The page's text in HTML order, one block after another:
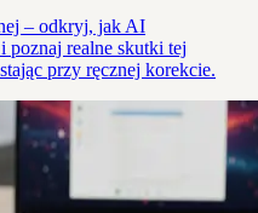
– odkryj, jak AI
poznaj realne skutki tej
przy ręcznej korekcie.